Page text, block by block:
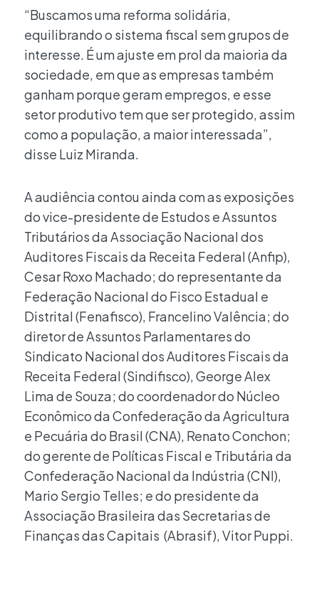
“Buscamos uma reforma solidária,
equilibrando o sistema fiscal sem grupos de
interesse. É um ajuste em prol da maioria da
sociedade, em que as empresas também
ganham porque geram empregos, e esse
setor produtivo tem que ser protegido, assim
como a população, a maior interessada”,
disse Luiz Miranda.
A audiência contou ainda com as exposições
do vice-presidente de Estudos e Assuntos
Tributários da Associação Nacional dos
Auditores Fiscais da Receita Federal (Anfip),
Cesar Roxo Machado; do representante da
Federação Nacional do Fisco Estadual e
Distrital (Fenafisco), Francelino Valência; do
diretor de Assuntos Parlamentares do
Sindicato Nacional dos Auditores Fiscais da
Receita Federal (Sindifisco), George Alex
Lima de Souza; do coordenador do Núcleo
Econômico da Confederação da Agricultura
e Pecuária do Brasil (CNA), Renato Conchon;
do gerente de Políticas Fiscal e Tributária da
Confederação Nacional da Indústria (CNI),
Mario Sergio Telles; e do presidente da
Associação Brasileira das Secretarias de
Finanças das Capitais (Abrasif), Vitor Puppi.